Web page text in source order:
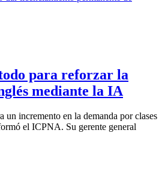
para reforzar la
mediante la IA
un incremento en la demanda por clases
el ICPNA. Su gerente general